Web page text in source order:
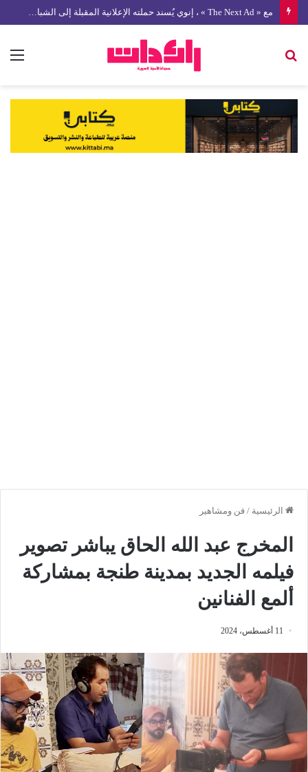
مع « The Next Ad » ، إنوي يُسند حملته الإعلانية المقبلة إلى الشباب المغربي
الرئيسية / فن ومشاهير
المخرج عبد الله الحاق يباشر تصوير
فيلمه الجديد بمدينة طنجة بمشاركة
ألمع الفنانين
11 أغسطس، 2024